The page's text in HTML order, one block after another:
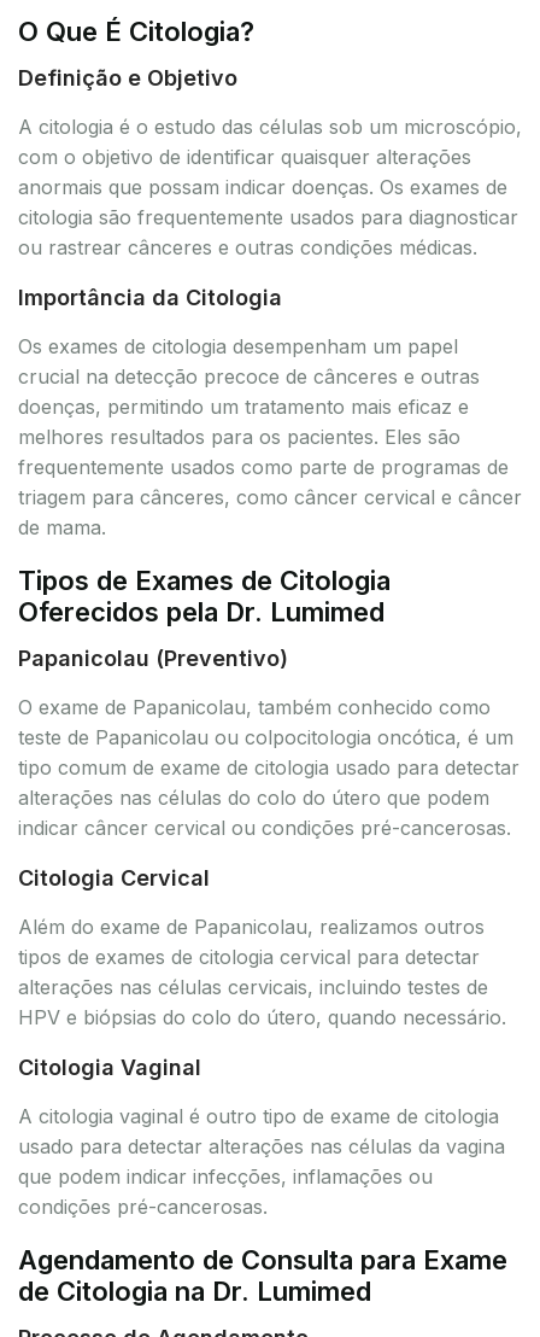
O Que É Citologia?
Definição e Objetivo
A citologia é o estudo das células sob um microscópio,
com o objetivo de identificar quaisquer alterações
anormais que possam indicar doenças. Os exames de
citologia são frequentemente usados para diagnosticar
ou rastrear cânceres e outras condições médicas.
Importância da Citologia
Os exames de citologia desempenham um papel
crucial na detecção precoce de cânceres e outras
doenças, permitindo um tratamento mais eficaz e
melhores resultados para os pacientes. Eles são
frequentemente usados como parte de programas de
triagem para cânceres, como câncer cervical e câncer
de mama.
Tipos de Exames de Citologia
Oferecidos pela Dr. Lumimed
Papanicolau (Preventivo)
O exame de Papanicolau, também conhecido como
teste de Papanicolau ou colpocitologia oncótica, é um
tipo comum de exame de citologia usado para detectar
alterações nas células do colo do útero que podem
indicar câncer cervical ou condições pré-cancerosas.
Citologia Cervical
Além do exame de Papanicolau, realizamos outros
tipos de exames de citologia cervical para detectar
alterações nas células cervicais, incluindo testes de
HPV e biópsias do colo do útero, quando necessário.
Citologia Vaginal
A citologia vaginal é outro tipo de exame de citologia
usado para detectar alterações nas células da vagina
que podem indicar infecções, inflamações ou
condições pré-cancerosas.
Agendamento de Consulta para Exame
de Citologia na Dr. Lumimed